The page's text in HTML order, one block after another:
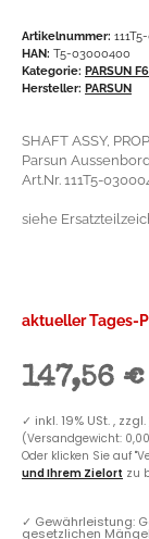
Artikelnummer:
HAN: T5-03000400
Kategorie: PARSUN
Hersteller: PARSUN
SHAFT ASSY,
Parsun
Art.Nr. 111T5-
siehe
aktueller Tages-
147,56 €
✓ inkl. 19% USt. , zzgl.
(Versandgewicht:
Oder klicken Sie auf
und Ihrem Zielort zu
✓ Gewährleistung:
gesetzlichen